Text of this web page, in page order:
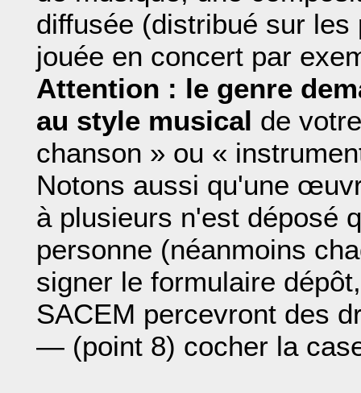
diffusée (distribué sur
jouée en concert par
Attention : le genre
au style musical de
chanson » ou «
Notons aussi qu'une
à plusieurs n'est déposé
personne (néanmoins
signer le formulaire
SACEM percevront des
— (point 8) cocher la